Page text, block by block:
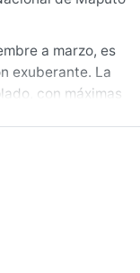
a marzo, es
exuberante. La
con máximas
cuando el clima es
son los ciclones
trayendo vientos
brevemente el